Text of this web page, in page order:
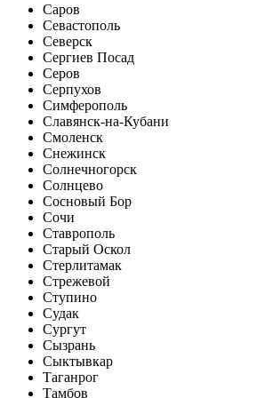
Саров
Севастополь
Северск
Сергиев Посад
Серов
Серпухов
Симферополь
Славянск-на-Кубани
Смоленск
Снежинск
Солнечногорск
Солнцево
Сосновый Бор
Сочи
Ставрополь
Старый Оскол
Стерлитамак
Стрежевой
Ступино
Судак
Сургут
Сызрань
Сыктывкар
Таганрог
Тамбов